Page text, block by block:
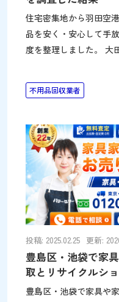
住宅密集地から羽田空
品を安く・安心して手
度を整理しました。 大田区の不用品回収・知っておきた
ら」と金額を確定させ
金額を提示できる業者
る。タンス・ソファな
に寸法を測定し、階数
路までの距離を伝えると見
建物破損に備え、賠償
避けられます 大田区の不用品回収の相場を徹底調査 冷蔵
庫・洗濯機・シングル
対応の各社に直接見積
す。 なお、大田区対応
不用品回収業者
投稿: 2025.02.25 更新:
豊島区・池袋で家
取とリサイクルシ
豊島区・池袋で家具や